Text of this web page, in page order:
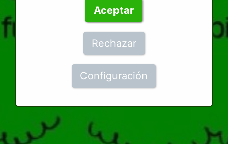
Aceptar
Rechazar
Configuración